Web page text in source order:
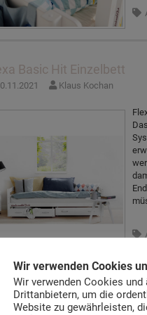
Basic Hit Einzelbett
Klaus Kochan
Popsicle Schränke
Klaus Kochan
Wir verwenden Cookies
Wir verwenden Cookies
Drittanbietern, um die
Website zu gewährleisten,